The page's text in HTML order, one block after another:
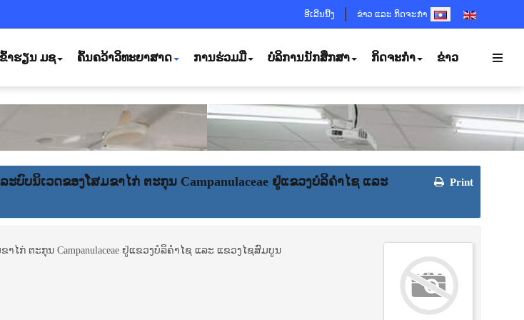
ອີເລີນນີ້ງ ຂ່າວ ແລະ ກິດຈະກຳSELECT YOUR
ຂົ້າຮຽນ ມຊ ຄົ້ນຄວ້າວິທະຍາສາດ ການຮ່ວມມື ບໍລິການນັກສຶກສາ ກິດຈະກຳ ຂ່າວ
Print
ນິ​ເວດ​ຂອງ​ໂສມ​​ຂາ​ໄກ່ ຕະ​ກຸນ Campanulaceae ຢູ່​ແຂວງ​ບໍ​ລິ​ຄຳ​ໄຊ ແລະ
ກ່ ຕະ​ກຸນ Campanulaceae ຢູ່​ແຂວງ​ບໍ​ລິ​ຄຳ​ໄຊ ແລະ ແຂວງ​ໄຊສົມບູນ